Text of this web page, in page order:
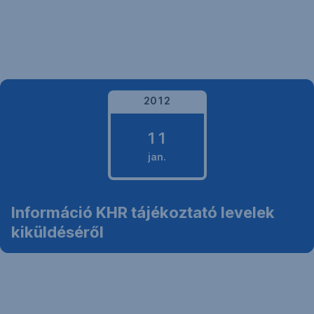
2012
11
jan.
2012.
január
Információ KHR tájékoztató levelek
kiküldéséről